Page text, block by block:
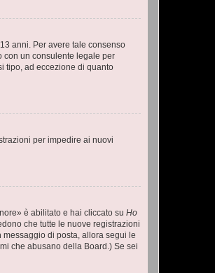
anni. Per avere tale consenso
con un consulente legale per
tipo, ad eccezione di quanto
per impedire ai nuovi
è abilitato e hai cliccato su Ho
che tutte le nuove registrazioni
messaggio di posta, allora segui le
che abusano della Board.) Se sei